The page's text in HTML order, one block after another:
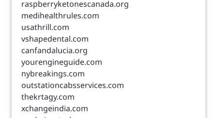
raspberryketonescanada.org
medihealthrules.com
usathrill.com
vshapedental.com
canfandalucia.org
yourengineguide.com
nybreakings.com
outstationcabsservices.com
thekrtagy.com
xchangeindia.com